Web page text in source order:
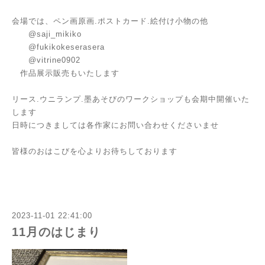
会場では、ペン画原画.ポストカード.絵付け小物の他
@saji_mikiko
@fukikokeserasera
@vitrine0902
作品展示販売もいたします
リース.ウニランプ.墨あそびのワークショップも会期中開催いた
します
日時につきましては各作家にお問い合わせくださいませ
皆様のおはこびを心よりお待ちしております
2023-11-01 22:41:00
11月のはじまり